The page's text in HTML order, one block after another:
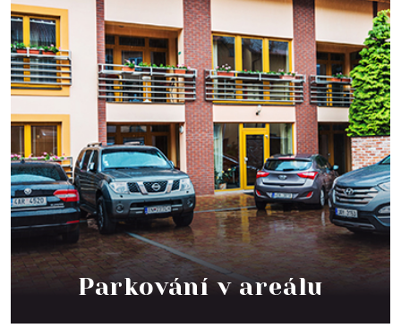
Parkování v areálu